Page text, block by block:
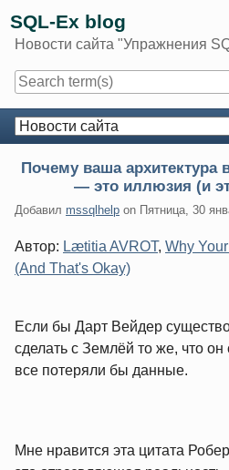
content
SQL-Ex blog
Новости сайта "Упражнения
Navigation
Почему ваша архитектура
— это иллюзия (и
Добавил mssqlhelp on Пятница, 30
Автор: Lætitia AVROT, Why
(And That's Okay)
Если бы Дарт Вейдер
сделать с Землёй то же, что
все потеряли бы данные.
Мне нравится эта цитата